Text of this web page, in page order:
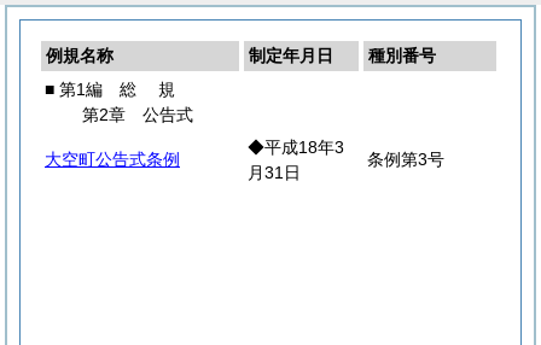
例規名称 制定年月日
種別番号
■ 第1編 総 規
第2章 公告式
大空町公告式条例
◆平成18年3
月31日
条例第3号